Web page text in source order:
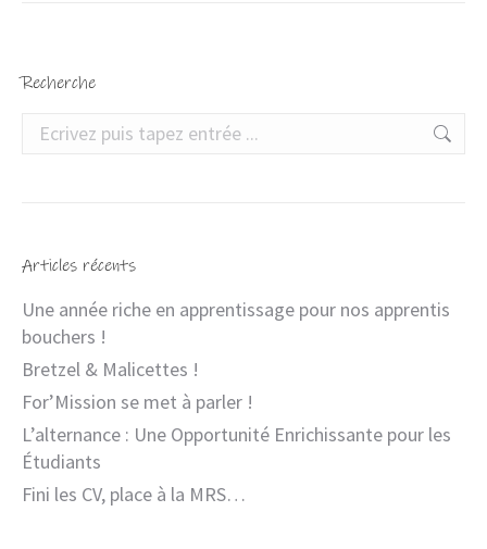
Recherche
Articles récents
Une année riche en apprentissage pour nos apprentis
bouchers !
Bretzel & Malicettes !
For’Mission se met à parler !
L’alternance : Une Opportunité Enrichissante pour les
Étudiants
Fini les CV, place à la MRS…